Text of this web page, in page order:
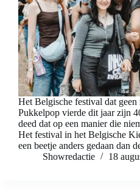
Het Belgische festival dat geen
Pukkelpop vierde dit jaar zijn
deed dat op een manier die
Het festival in het Belgische
een beetje anders gedaan dan
Showredactie
18